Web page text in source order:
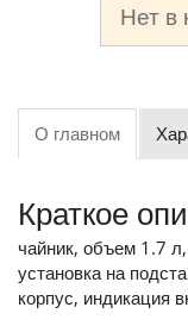
Нет в
О главном
Краткое
чайник, объем 1.7
установка на
корпус, индикация